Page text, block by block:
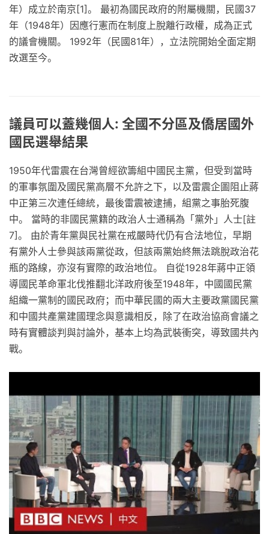
年）成立於南京[1]。 最初為國民政府的附屬機關，民國37
年（1948年）因應行憲而在制度上脫離行政權，成為正式
的議會機關。 1992年（民國81年），立法院開始全面定期
改選至今。
議員可以蓋幾個人: 全國不分區及僑居國外
國民選舉結果
1950年代雷震在台灣曾經欲籌組中國民主黨，但受到當時
的軍事氛圍及國民黨高層不允許之下，以及雷震企圖阻止蔣
中正第三次連任總統，最後雷震被逮捕，組黨之事胎死腹
中。 當時的非國民黨籍的政治人士通稱為「黨外」人士[註
7]。 由於青年黨與民社黨在戒嚴時代仍有合法地位，早期
有黨外人士參與該兩黨從政，但該兩黨始終無法跳脫政治花
瓶的路線，亦沒有實際的政治地位。 自從1928年蔣中正領
導國民革命軍北伐推翻北洋政府後至1948年，中國國民黨
組織一黨制的國民政府；而中華民國的兩大主要政黨國民黨
和中國共產黨建國理念與意識相反，除了在政治協商會議之
時有實體談判與討論外，基本上均為武裝衝突，導致國共內
戰。